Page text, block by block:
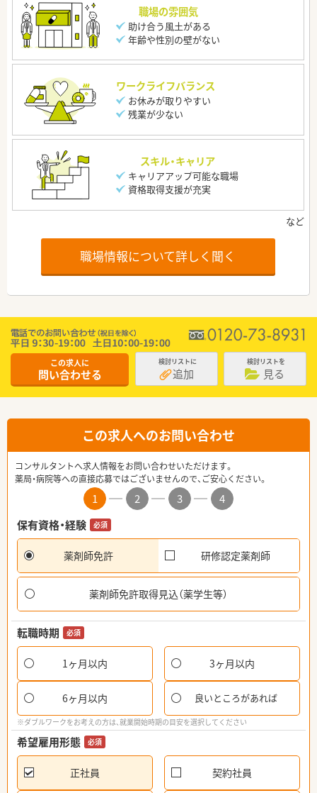
職場の雰囲気
助け合う風土がある
年齢や性別の壁がない
ワークライフバランス
お休みが取りやすい
残業が少ない
スキル・キャリア
キャリアアップ可能な職場
資格取得支援が充実
職場情報について詳しく聞く
この求人に
問い合わせる
検討リストに
追加
検討リストを
見る
この求人へのお問い合わせ
コンサルタントへ求人情報をお問い合わせいただけます。
薬局・病院等への直接応募ではございませんので、ご安心ください。
1 2 3
4
保有資格・経験
必須
薬剤師免許 研修認定薬剤師
薬剤師免許取得見込（薬学生等）
転職時期 必須
1ヶ月以内 3ヶ月以内
6ヶ月以内 良いところがあれば
※ダブルワークをお考えの方は、就業開始時期の目安を選択してください
希望雇用形態 必須
正社員 契約社員